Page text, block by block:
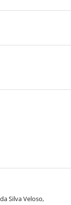
Silva Veloso,